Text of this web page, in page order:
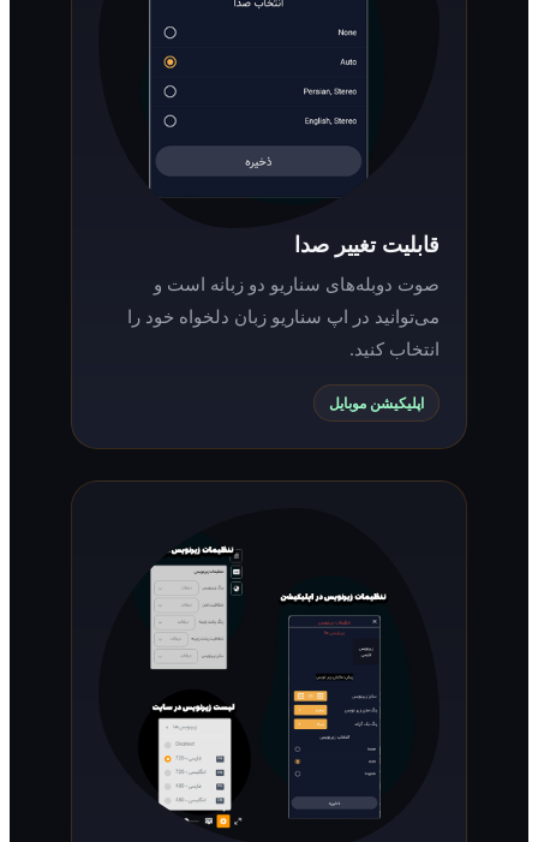
قابلیت تغییر صدا
صوت دوبله‌های سناریو دو زبانه است و
می‌توانید در اپ سناریو زبان دلخواه خود را
انتخاب کنید.
اپلیکیشن موبایل